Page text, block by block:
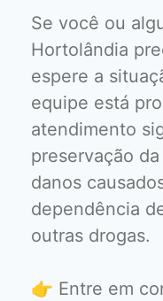
Se você ou
Hortolândia
espere a
equipe está
atendimento
preservação
danos
dependência
outras drogas.
👉 Entre em